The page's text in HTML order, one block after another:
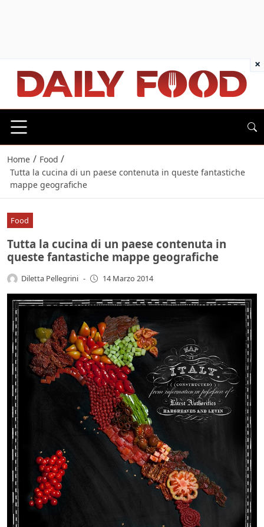
Home / Food /
Tutta la cucina di un paese contenuta in queste fantastiche
mappe geografiche
Food
Tutta la cucina di un paese contenuta in
queste fantastiche mappe geografiche
Diletta Pellegrini - 14 Marzo 2014
×